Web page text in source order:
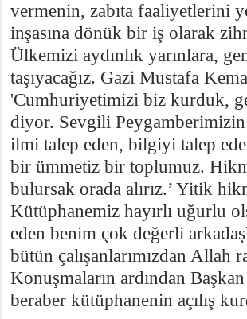
vermenin, zabıta faaliyetlerini
inşasına dönük bir iş olarak
Ülkemizi aydınlık yarınlara,
taşıyacağız. Gazi Mustafa
'Cumhuriyetimizi biz kurduk,
diyor. Sevgili
ilmi talep eden, bilgiyi talep
bir ümmetiz bir toplumuz.
bulursak orada alırız.’ Yitik
Kütüphanemiz hayırlı uğurlu
eden benim çok değerli
bütün çalışanlarımızdan Allah
Konuşmaların ardından
beraber kütüphanenin açılış